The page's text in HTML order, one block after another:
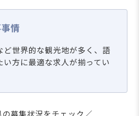
情
ど世界的な観光地が多く、語
い方に最適な求人が揃ってい